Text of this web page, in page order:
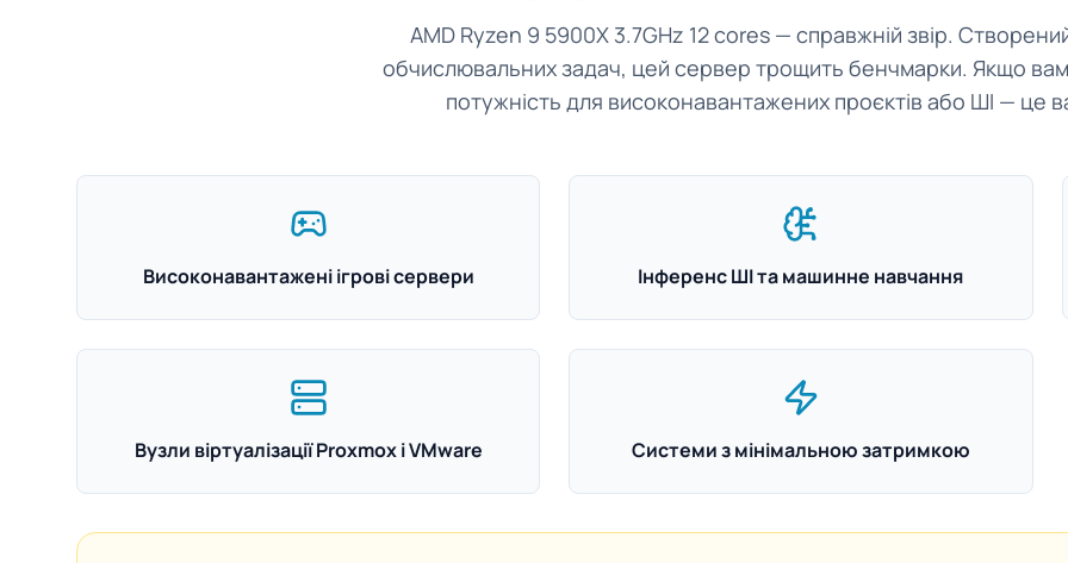
AMD Ryzen 9 5900X 3.7GHz 12 cores — справжній звір.
обчислювальних задач, цей сервер трощить бенчмарки. Якщо
потужність для високонавантажених проєктів або ШІ — це
Високонавантажені ігрові сервери Інференс ШІ та машинне навчання
Вузли віртуалізації Proxmox і VMware Системи з мінімальною затримкою